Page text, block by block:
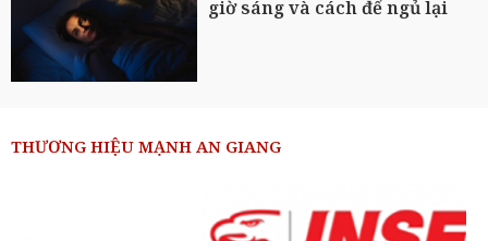
giờ sáng và cách để ngủ lại
THƯƠNG HIỆU MẠNH AN GIANG